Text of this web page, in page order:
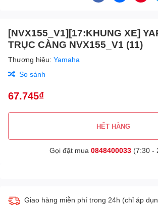
[NVX155_V1][17:KHUNG XE]
TRỤC CÀNG NVX155_V1 (11)
Thương hiệu: Yamaha
So sánh
67.745₫
HẾT HÀNG
Gọi đặt mua 0848400033(7:30 -
Giao hàng miễn phí trong 24h (chỉ áp